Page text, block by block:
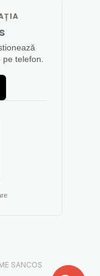
pe telefon.
SANCOS